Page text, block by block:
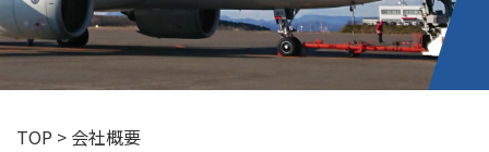
プライバ
TOP > 会社概要